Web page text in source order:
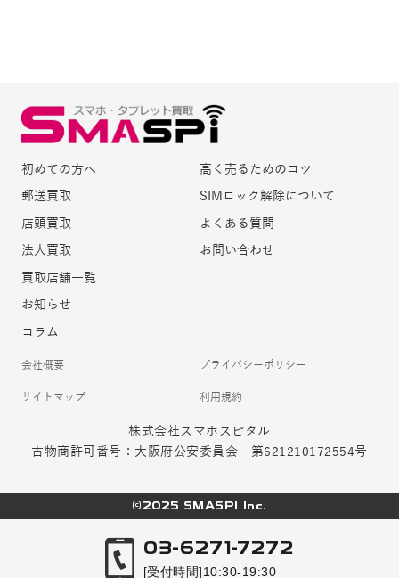
初めての方へ
郵送買取
店頭買取
法人買取
買取店舗一覧
お知らせ
コラム
高く売るためのコツ
SIMロック解除について
よくある質問
お問い合わせ
会社概要 プライバシーポリシー
サイトマップ 利用規約
株式会社スマホスピタル
古物商許可番号：大阪府公安委員会 第621210172554号
©2025 SMASPI Inc.
03-6271-7272
[受付時間]10:30-19:30